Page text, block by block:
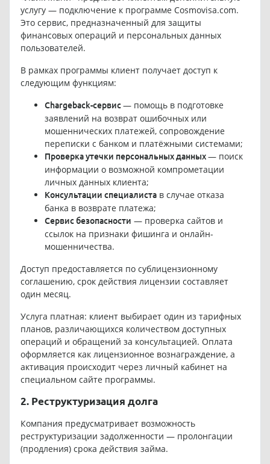
услугу — подключение к программе Cosmovisa.com.
Это сервис, предназначенный для защиты
финансовых операций и персональных данных
пользователей.
В рамках программы клиент получает доступ к
следующим функциям:
Chargeback-сервис— помощь в подготовке
заявлений на возврат ошибочных или
мошеннических платежей, сопровождение
переписки с банком и платёжными системами;
Проверка утечки персональных данных— поиск
информации о возможной компрометации
личных данных клиента;
Консультации специалистав случае отказа
банка в возврате платежа;
Сервис безопасности — проверка сайтов и
ссылок на признаки фишинга и онлайн-
мошенничества.
Доступ предоставляется по сублицензионному
соглашению, срок действия лицензии составляет
один месяц.
Услуга платная: клиент выбирает один из тарифных
планов, различающихся количеством доступных
операций и обращений за консультацией. Оплата
оформляется как лицензионное вознаграждение, а
активация происходит через личный кабинет на
специальном сайте программы.
2. Реструктуризация долга
Компания предусматривает возможность
реструктуризации задолженности — пролонгации
(продления) срока действия займа.